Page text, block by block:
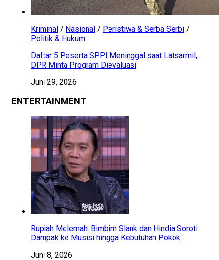
Kriminal / Nasional / Peristiwa & Serba Serbi /
Politik & Hukum
Daftar 5 Peserta SPPI Meninggal saat Latsarmil,
DPR Minta Program Dievaluasi
Juni 29, 2026
ENTERTAINMENT
Rupiah Melemah, Bimbim Slank dan Hindia Soroti
Dampak ke Musisi hingga Kebutuhan Pokok
Juni 8, 2026